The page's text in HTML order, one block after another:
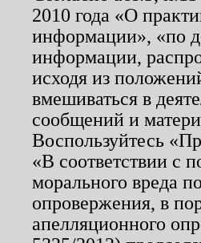
2010 года «О
информации», «по
информации,
исходя из
вмешиваться в
сообщений и
Воспользуйтесь
«В соответствии с
морального вреда
опровержения, в
апелляционного